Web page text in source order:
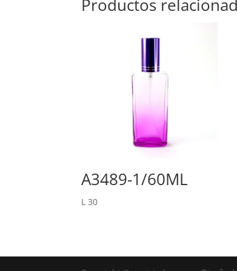
Productos
A3489-1/60ML
L 30